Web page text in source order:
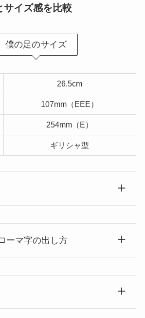
サイズ感を比較
僕の足のサイズ
26.5cm
107mm（EEE）
254mm（E）
ギリシャ型
ーマ字の出し方